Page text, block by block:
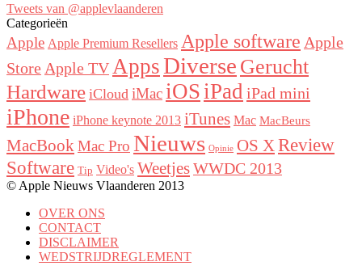
Tweets van @applevlaanderen
Categorieën
Apple Apple Premium Resellers Apple software Apple
Store Apple TV Apps Diverse Gerucht
Hardware iCloud iMac iOS iPad iPad mini
iPhone iPhone keynote 2013 iTunes Mac MacBeurs
MacBook Mac Pro Nieuws Opinie OS X Review
Software Tip Video's WeetjesWWDC 2013
© Apple Nieuws Vlaanderen 2013
OVER ONS
CONTACT
DISCLAIMER
WEDSTRIJDREGLEMENT